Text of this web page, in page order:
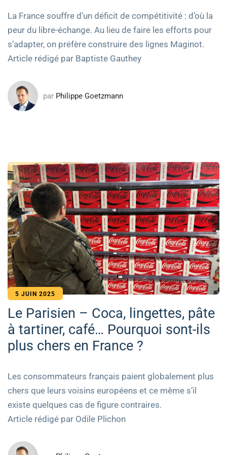
La France souffre d’un déficit de compétitivité : d’où la
peur du libre-échange. Au lieu de faire les efforts pour
s’adapter, on préfère construire des lignes Maginot.
Article rédigé par Baptiste Gauthey
par Philippe Goetzmann
5 JUIN 2025
Le Parisien – Coca, lingettes, pâte
à tartiner, café… Pourquoi sont-ils
plus chers en France ?
Les consommateurs français paient globalement plus
chers que leurs voisins européens et ce même s’il
existe quelques cas de figure contraires.
Article rédigé par Odile Plichon